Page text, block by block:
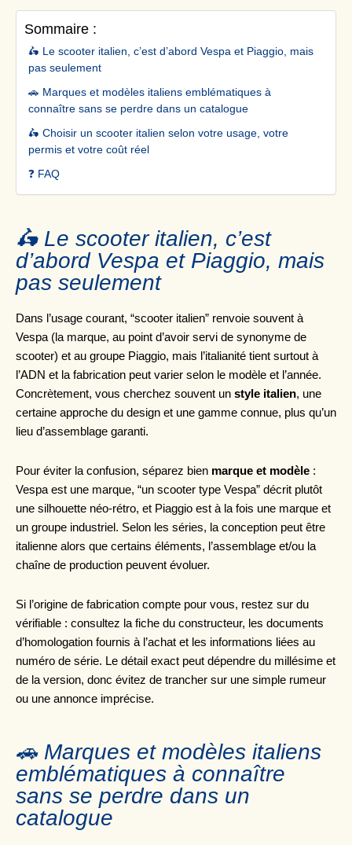
Sommaire :
🛵 Le scooter italien, c’est d’abord Vespa et Piaggio, mais
pas seulement
🚗 Marques et modèles italiens emblématiques à
connaître sans se perdre dans un catalogue
🛵 Choisir un scooter italien selon votre usage, votre
permis et votre coût réel
❓ FAQ
🛵 Le scooter italien, c’est
d’abord Vespa et Piaggio, mais
pas seulement
Dans l’usage courant, “scooter italien” renvoie souvent à
Vespa (la marque, au point d’avoir servi de synonyme de
scooter) et au groupe Piaggio, mais l’italianité tient surtout à
l’ADN et la fabrication peut varier selon le modèle et l’année.
Concrètement, vous cherchez souvent un style italien, une
certaine approche du design et une gamme connue, plus qu’un
lieu d’assemblage garanti.
Pour éviter la confusion, séparez bien marque et modèle :
Vespa est une marque, “un scooter type Vespa” décrit plutôt
une silhouette néo-rétro, et Piaggio est à la fois une marque et
un groupe industriel. Selon les séries, la conception peut être
italienne alors que certains éléments, l’assemblage et/ou la
chaîne de production peuvent évoluer.
Si l’origine de fabrication compte pour vous, restez sur du
vérifiable : consultez la fiche du constructeur, les documents
d’homologation fournis à l’achat et les informations liées au
numéro de série. Le détail exact peut dépendre du millésime et
de la version, donc évitez de trancher sur une simple rumeur
ou une annonce imprécise.
🚗 Marques et modèles italiens
emblématiques à connaître
sans se perdre dans un
catalogue